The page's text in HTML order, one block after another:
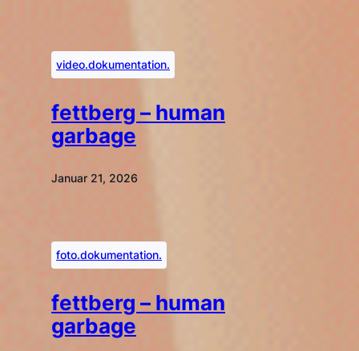
video.dokumentation.
fettberg – human
garbage
Januar 21, 2026
foto.dokumentation.
fettberg – human
garbage